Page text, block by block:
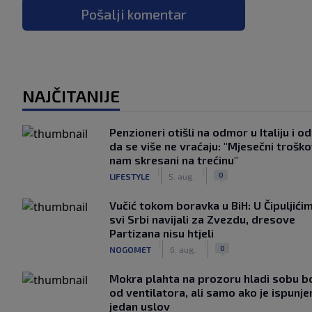
Pošalji komentar
NAJČITANIJE
Penzioneri otišli na odmor u Italiju i
da se više ne vraćaju: "Mjesečni
nam skresani na trećinu"
LIFESTYLE 5. aug. 0
Vučić tokom boravka u BiH: U
svi Srbi navijali za Zvezdu, dresove
Partizana nisu htjeli
NOGOMET 6. aug. 0
Mokra plahta na prozoru hladi sobu
od ventilatora, ali samo ako je
jedan uslov